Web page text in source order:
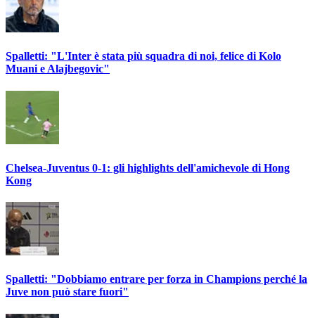
Spalletti: "L'Inter è stata più squadra di noi, felice di Kolo
Muani e Alajbegovic"
Chelsea-Juventus 0-1: gli highlights dell'amichevole di Hong
Kong
Spalletti: "Dobbiamo entrare per forza in Champions perché la
Juve non può stare fuori"